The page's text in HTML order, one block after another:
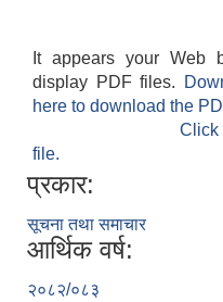
It appears your Web
display PDF files.
here to download the
file.
प्रकार:
सूचना तथा समाचार
आर्थिक वर्ष:
२०८२/०८३